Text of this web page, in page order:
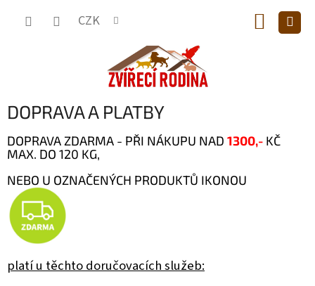
CZK
KOŠÍK
DOPRAVA A PLATBY
DOPRAVA ZDARMA - PŘI NÁKUPU NAD 1300,- KČ
MAX. DO 120 KG,
NEBO U OZNAČENÝCH PRODUKTŮ IKONOU
platí u těchto doručovacích služeb: